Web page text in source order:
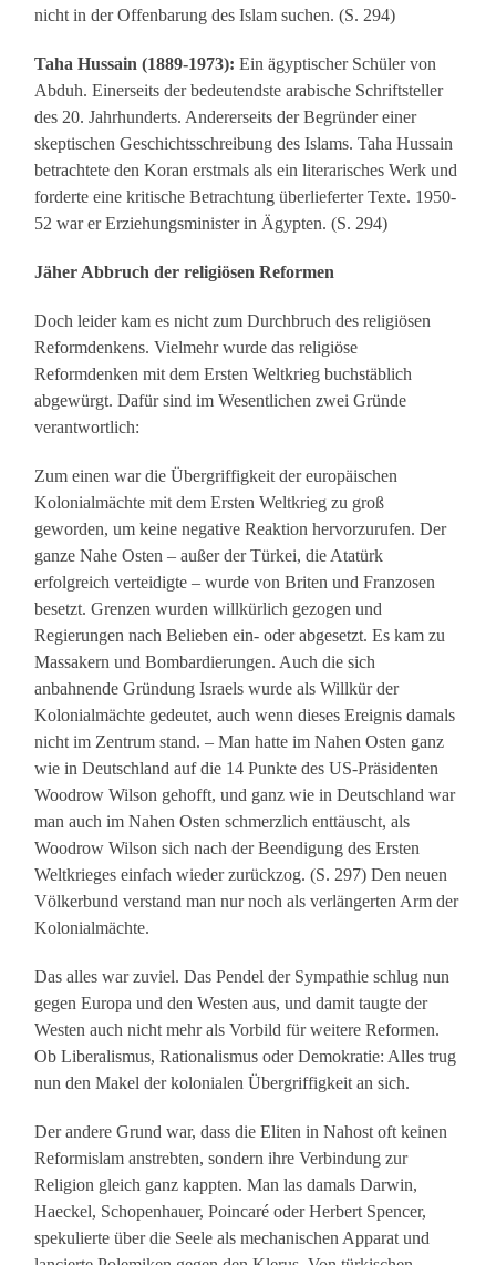
nicht in der Offenbarung des Islam suchen. (S. 294)
Taha Hussain (1889-1973): Ein ägyptischer Schüler von
Abduh. Einerseits der bedeutendste arabische Schriftsteller
des 20. Jahrhunderts. Andererseits der Begründer einer
skeptischen Geschichtsschreibung des Islams. Taha Hussain
betrachtete den Koran erstmals als ein literarisches Werk und
forderte eine kritische Betrachtung überlieferter Texte. 1950-
52 war er Erziehungsminister in Ägypten. (S. 294)
Jäher Abbruch der religiösen Reformen
Doch leider kam es nicht zum Durchbruch des religiösen
Reformdenkens. Vielmehr wurde das religiöse
Reformdenken mit dem Ersten Weltkrieg buchstäblich
abgewürgt. Dafür sind im Wesentlichen zwei Gründe
verantwortlich:
Zum einen war die Übergriffigkeit der europäischen
Kolonialmächte mit dem Ersten Weltkrieg zu groß
geworden, um keine negative Reaktion hervorzurufen. Der
ganze Nahe Osten – außer der Türkei, die Atatürk
erfolgreich verteidigte – wurde von Briten und Franzosen
besetzt. Grenzen wurden willkürlich gezogen und
Regierungen nach Belieben ein- oder abgesetzt. Es kam zu
Massakern und Bombardierungen. Auch die sich
anbahnende Gründung Israels wurde als Willkür der
Kolonialmächte gedeutet, auch wenn dieses Ereignis damals
nicht im Zentrum stand. – Man hatte im Nahen Osten ganz
wie in Deutschland auf die 14 Punkte des US-Präsidenten
Woodrow Wilson gehofft, und ganz wie in Deutschland war
man auch im Nahen Osten schmerzlich enttäuscht, als
Woodrow Wilson sich nach der Beendigung des Ersten
Weltkrieges einfach wieder zurückzog. (S. 297) Den neuen
Völkerbund verstand man nur noch als verlängerten Arm der
Kolonialmächte.
Das alles war zuviel. Das Pendel der Sympathie schlug nun
gegen Europa und den Westen aus, und damit taugte der
Westen auch nicht mehr als Vorbild für weitere Reformen.
Ob Liberalismus, Rationalismus oder Demokratie: Alles trug
nun den Makel der kolonialen Übergriffigkeit an sich.
Der andere Grund war, dass die Eliten in Nahost oft keinen
Reformislam anstrebten, sondern ihre Verbindung zur
Religion gleich ganz kappten. Man las damals Darwin,
Haeckel, Schopenhauer, Poincaré oder Herbert Spencer,
spekulierte über die Seele als mechanischen Apparat und